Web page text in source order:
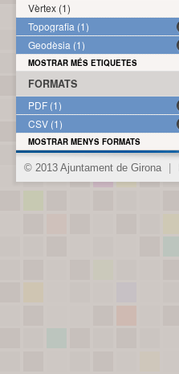
Vèrtex (1)
Topografia (1)
Geodèsia (1)
MOSTRAR MÉS ETIQUETES
FORMATS
PDF (1)
CSV (1)
MOSTRAR MENYS FORMATS
© 2013 Ajuntament de Girona